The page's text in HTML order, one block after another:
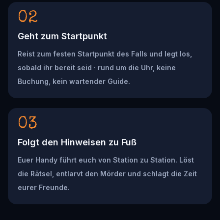
02
Geht zum Startpunkt
Reist zum festen Startpunkt des Falls und legt los,
sobald ihr bereit seid · rund um die Uhr, keine
Buchung, kein wartender Guide.
03
Folgt den Hinweisen zu Fuß
Euer Handy führt euch von Station zu Station. Löst
die Rätsel, entlarvt den Mörder und schlagt die Zeit
eurer Freunde.